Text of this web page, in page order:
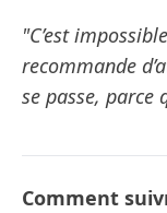
"C’est
recommande
se passe, parce
Comment